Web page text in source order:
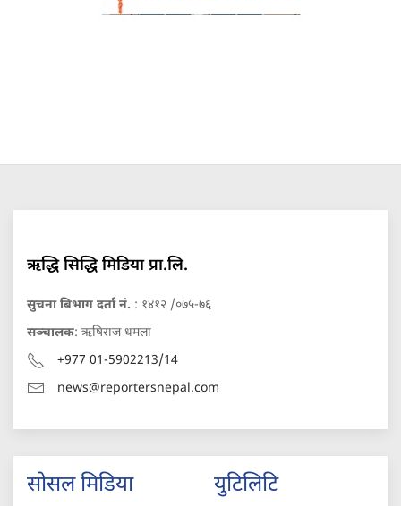
ऋद्धि सिद्धि मिडिया प्रा.लि.
सुचना बिभाग दर्ता नं. : १४१२ /०७५-७६
सञ्चालक: ऋषिराज धमला
+977 01-5902213/14
news@reportersnepal.com
सोसल मिडिया युटिलिटि